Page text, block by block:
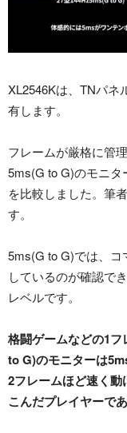
XL2546Kは、TNパネ
有します。
フレームが厳格に管
5ms(G to G)のモニタ
を比較しました。筆
す。
5ms(G to G)では、
しているのが確認で
レベルです。
格闘ゲームなどの1
to G)のモニターは
2フレームほど速く
こんだプレイヤーで